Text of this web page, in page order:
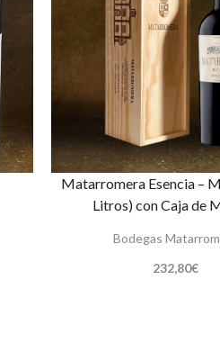
Matarromera Esencia –
Litros) con Caja de
Bodegas
232,80€